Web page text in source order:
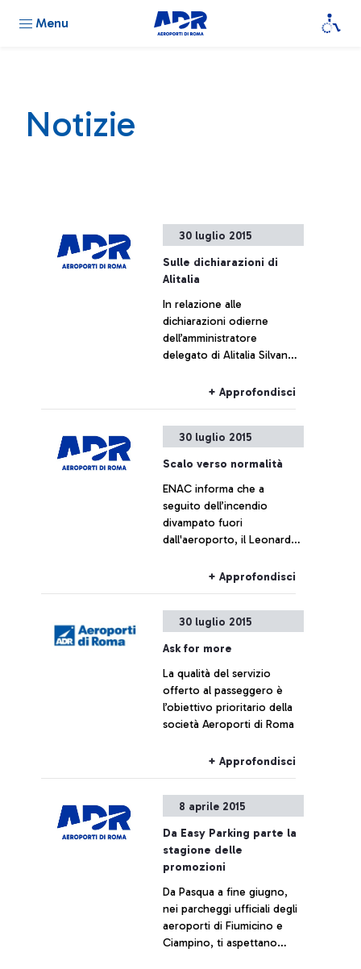
Menu
Notizie
30 luglio 2015
Sulle dichiarazioni di
Alitalia
In relazione alle
dichiarazioni odierne
dell’amministratore
delegato di Alitalia Silvano
non intende commentare le
cifre fornite da Alitalia
+ Approfondisci
30 luglio 2015
Scalo verso normalità
ENAC informa che a
seguito dell’incendio
divampato fuori
dall'aeroporto, il Leonardo
normalità+ Approfondisci
30 luglio 2015
Ask for more
La qualità del servizio
offerto al passeggero è
l’obiettivo prioritario della
società Aeroporti di Roma
+ Approfondisci
8 aprile 2015
Da Easy Parking parte la
stagione delle
promozioni
Da Pasqua a fine giugno,
nei parcheggi ufficiali degli
aeroporti di Fiumicino e
Ciampino, ti aspettano